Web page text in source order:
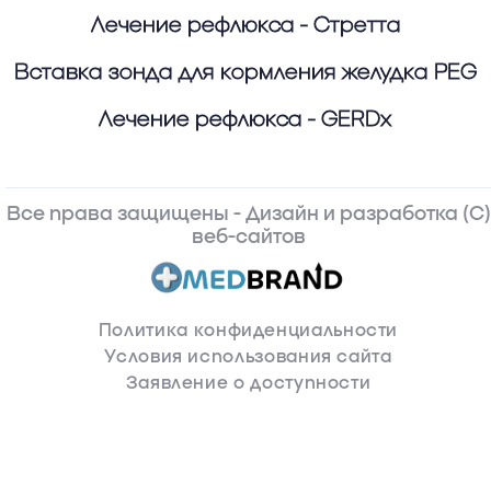
Лечение рефлюкса - Стретта
Вставка зонда для кормления желудка PEG
Лечение рефлюкса - GERDx
(C) Все права защищены - Дизайн и разработка
веб-сайтов
Политика конфиденциальности
Условия использования сайта
Заявление о доступности